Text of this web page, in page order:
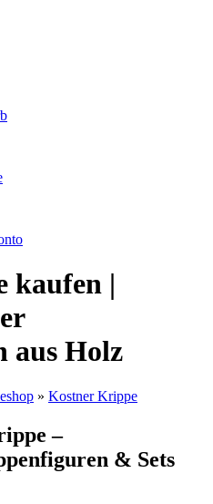
kaufen |
aus Holz
» Kostner Krippe
–
& Sets